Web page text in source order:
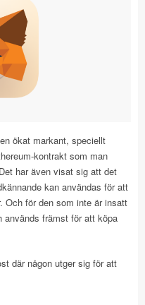
ökat markant, speciellt
kontrakt som man
har även visat sig att det
kan användas för att
Och för den som inte är insatt
används främst för att köpa
där någon utger sig för att